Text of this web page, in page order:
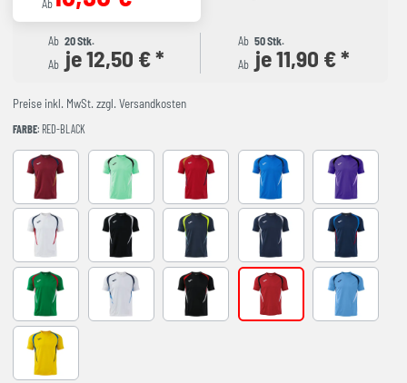
Ab
Ab 20 Stk.
Ab je 12,50 € *
Ab 50 Stk.
Ab je 11,90 € *
Preise inkl. MwSt. zzgl. Versandkosten
FARBE: RED-BLACK
BURGUNDY LIGHT GREEN RED-NAVY ROYAL-NAVY VIOLET
WHITE-NAVY BLACK-GREY DARK NAVY AMARILLO FLUOR
NAVY-GREY NAVY-ROYAL
VERDE-ROJO WHITE-SKY BLUE BLACK-RED RED-BLACK SKY BLUE-
YELLOW-ROYAL